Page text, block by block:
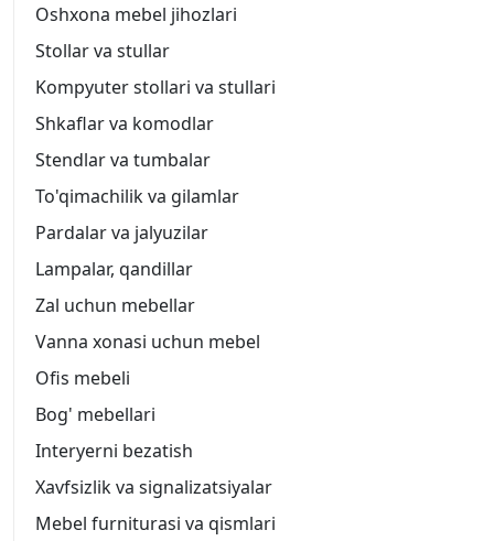
Oshxona mebel jihozlari
Stollar va stullar
Kompyuter stollari va stullari
Shkaflar va komodlar
Stendlar va tumbalar
To'qimachilik va gilamlar
Pardalar va jalyuzilar
Lampalar, qandillar
Zal uchun mebellar
Vanna xonasi uchun mebel
Ofis mebeli
Bog' mebellari
Interyerni bezatish
Xavfsizlik va signalizatsiyalar
Mebel furniturasi va qismlari